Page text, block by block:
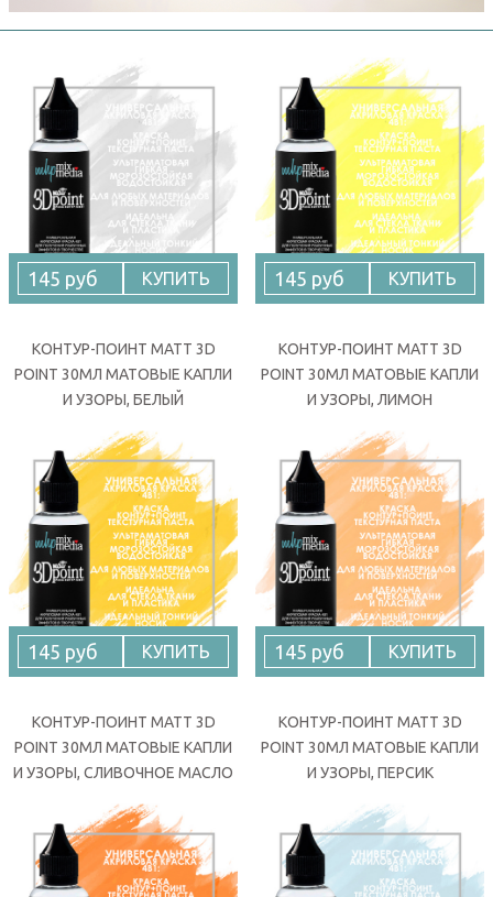
145 руб КУПИТЬ
КОНТУР-ПОИНТ MATT 3D
POINT 30МЛ МАТОВЫЕ КАПЛИ
И УЗОРЫ, БЕЛЫЙ
145 руб КУПИТЬ
КОНТУР-ПОИНТ MATT 3D
POINT 30МЛ МАТОВЫЕ КАПЛИ
И УЗОРЫ, ЛИМОН
145 руб КУПИТЬ
КОНТУР-ПОИНТ MATT 3D
POINT 30МЛ МАТОВЫЕ КАПЛИ
И УЗОРЫ, СЛИВОЧНОЕ МАСЛО
145 руб КУПИТЬ
КОНТУР-ПОИНТ MATT 3D
POINT 30МЛ МАТОВЫЕ КАПЛИ
И УЗОРЫ, ПЕРСИК